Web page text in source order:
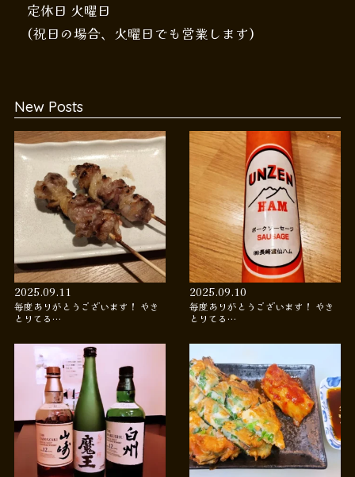
定休日 火曜日
(祝日の場合、火曜日でも営業します)
New Posts
2025.09.11
毎度ありがとうございます！ やき
とりてる…
2025.09.10
毎度ありがとうございます！ やき
とりてる…